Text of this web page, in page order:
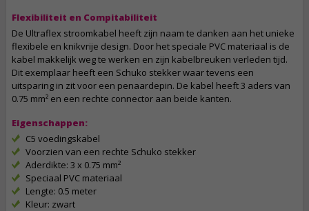
Flexibiliteit en Compitabiliteit
De Ultraflex stroomkabel heeft zijn naam te danken aan het unieke
flexibele en knikvrije design. Door het speciale PVC materiaal is de
kabel makkelijk weg te werken en zijn kabelbreuken verleden tijd.
Dit exemplaar heeft een Schuko stekker waar tevens een
uitsparing in zit voor een penaardepin. De kabel heeft 3 aders van
0.75 mm² en een rechte connector aan beide kanten.
Eigenschappen:
C5 voedingskabel
Voorzien van een rechte Schuko stekker
Aderdikte: 3 x 0.75 mm²
Speciaal PVC materiaal
Lengte: 0.5 meter
Kleur: zwart